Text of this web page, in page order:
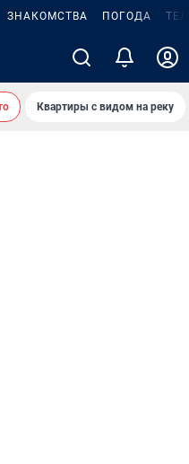
ЗНАКОМСТВА ПОГОДА
Квартиры с видом на реку